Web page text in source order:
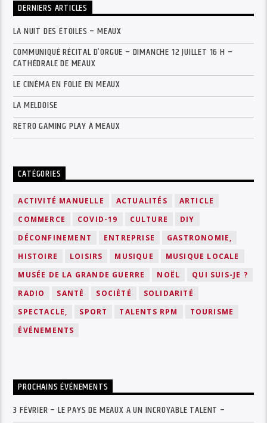
DERNIERS ARTICLES
LA NUIT DES ÉTOILES – MEAUX
COMMUNIQUÉ RÉCITAL D’ORGUE – DIMANCHE 12 JUILLET 16 H –
CATHÉDRALE DE MEAUX
LE CINÉMA EN FOLIE EN MEAUX
LA MELDOISE
RETRO GAMING PLAY À MEAUX
CATÉGORIES
ACTIVITÉ MANUELLE ACTUALITÉS
ARTICLE
COMMERCE
COVID-19 CULTURE
DIY
DÉCONFINEMENT
ENTREPRISE
GASTRONOMIE,
HISTOIRE
LOISIRS MUSIQUE
MUSIQUE LOCALE
MUSÉE DE LA GRANDE GUERRE
NOËL
QUI SUIS-JE ?
RADIO
SANTÉ SOCIÉTÉ
SOLIDARITÉ
SPECTACLE,
SPORT TALENTS RPM
TOURISME
ÉVÉNEMENTS
PROCHAINS ÉVÉNEMENTS
3 FÉVRIER – LE PAYS DE MEAUX A UN INCROYABLE TALENT –